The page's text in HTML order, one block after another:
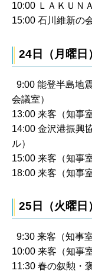
10:00 ＬＡＫＵＮ
15:00 石川維新の
24日（月曜日
9:00 能登半島地
会議室）
13:00 来客（知事室
14:00 金沢港振興
ル）
15:00 来客（知事室
18:00 来客（知事室
25日（火曜日
9:30 来客（知事室
10:00 来客（知事室
11:30 春の叙勲・